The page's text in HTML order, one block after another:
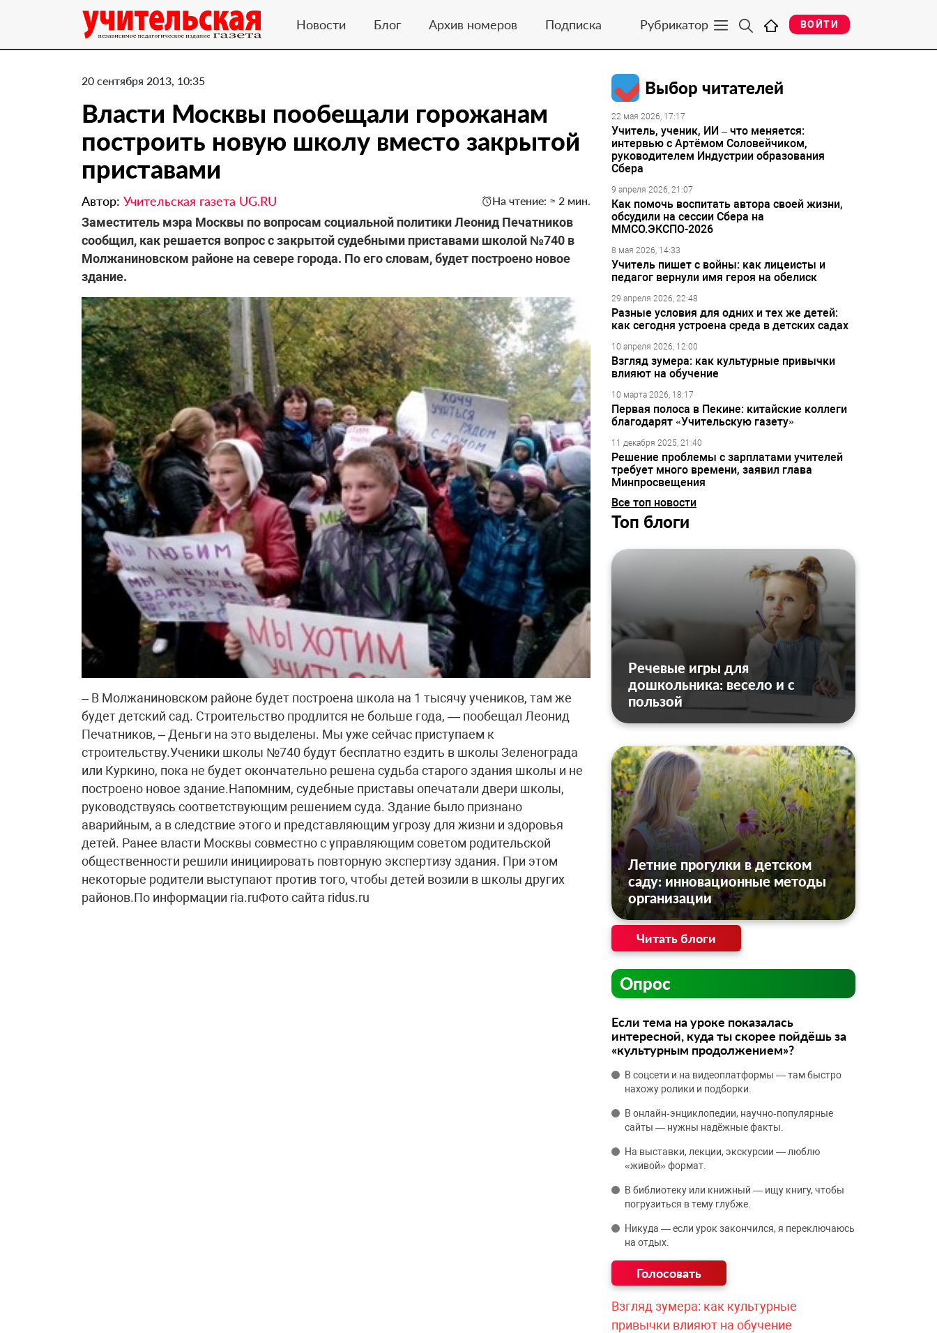
Новости Блог Архив номеров Подписка Рубрикатор ВОЙТИ
20 сентября 2013, 10:35
Власти Москвы пообещали горожанам
построить новую школу вместо закрытой
приставами
Автор: Учительская газета UG.RU На чтение: ≈ 2 мин.
Заместитель мэра Москвы по вопросам социальной политики Леонид Печатников
сообщил, как решается вопрос с закрытой судебными приставами школой №740 в
Молжаниновском районе на севере города. По его словам, будет построено новое
здание.
– В Молжаниновском районе будет построена школа на 1 тысячу учеников, там же
будет детский сад. Строительство продлится не больше года, — пообещал Леонид
Печатников, – Деньги на это выделены. Мы уже сейчас приступаем к
строительству.Ученики школы №740 будут бесплатно ездить в школы Зеленограда
или Куркино, пока не будет окончательно решена судьба старого здания школы и не
построено новое здание.Напомним, судебные приставы опечатали двери школы,
руководствуясь соответствующим решением суда. Здание было признано
аварийным, а в следствие этого и представляющим угрозу для жизни и здоровья
детей. Ранее власти Москвы совместно с управляющим советом родительской
общественности решили инициировать повторную экспертизу здания. При этом
некоторые родители выступают против того, чтобы детей возили в школы других
районов.По информации ria.ruФото сайта ridus.ru
Выбор читателей
22 мая 2026, 17:17
Учитель, ученик, ИИ – что меняется:
интервью с Артёмом Соловейчиком,
руководителем Индустрии образования
Сбера
9 апреля 2026, 21:07
Как помочь воспитать автора своей жизни,
обсудили на сессии Сбера на
ММСО.ЭКСПО-2026
8 мая 2026, 14:33
Учитель пишет с войны: как лицеисты и
педагог вернули имя героя на обелиск
29 апреля 2026, 22:48
Разные условия для одних и тех же детей:
как сегодня устроена среда в детских садах
10 апреля 2026, 12:00
Взгляд зумера: как культурные привычки
влияют на обучение
10 марта 2026, 18:17
Первая полоса в Пекине: китайские коллеги
благодарят «Учительскую газету»
11 декабря 2025, 21:40
Решение проблемы с зарплатами учителей
требует много времени, заявил глава
Минпросвещения
Все топ новости
Топ блоги
Речевые игры для
дошкольника: весело и с
пользой
Летние прогулки в детском
саду: инновационные методы
организации
Читать блоги
Опрос
Если тема на уроке показалась
интересной, куда ты скорее пойдёшь за
«культурным продолжением»?
В соцсети и на видеоплатформы — там быстро
нахожу ролики и подборки.
В онлайн‑энциклопедии, научно‑популярные
сайты — нужны надёжные факты.
На выставки, лекции, экскурсии — люблю
«живой» формат.
В библиотеку или книжный — ищу книгу, чтобы
погрузиться в тему глубже.
Никуда — если урок закончился, я переключаюсь
на отдых.
Взгляд зумера: как культурные
привычки влияют на обучение